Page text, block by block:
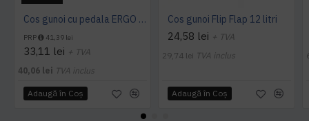
Cos gunoi cu pedala ERGO - 10 litri
PRP 41,39 lei
33,11 lei + TVA
40,06 lei TVA inclus
Adaugă în Coş
Cos gunoi Flip Flap 12 litri
24,58 lei + TVA
29,74 lei TVA inclus
Adaugă în Coş